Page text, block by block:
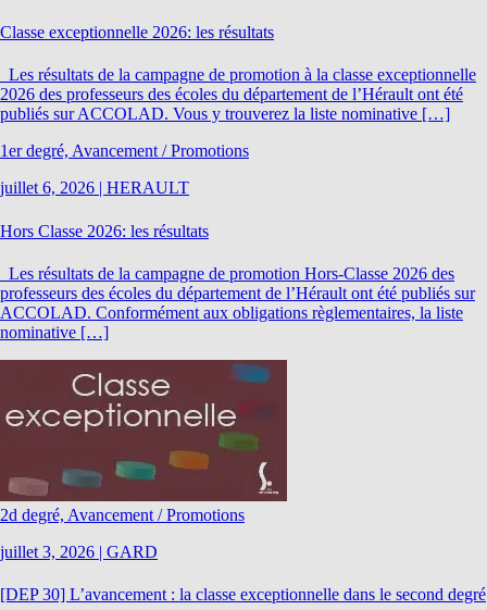
Classe exceptionnelle 2026: les résultats
Les résultats de la campagne de promotion à la classe exceptionnelle
2026 des professeurs des écoles du département de l’Hérault ont été
publiés sur ACCOLAD. Vous y trouverez la liste nominative […]
1er degré, Avancement / Promotions
juillet 6, 2026 | HERAULT
Hors Classe 2026: les résultats
Les résultats de la campagne de promotion Hors-Classe 2026 des
professeurs des écoles du département de l’Hérault ont été publiés sur
ACCOLAD. Conformément aux obligations règlementaires, la liste
nominative […]
2d degré, Avancement / Promotions
juillet 3, 2026 | GARD
[DEP 30] L’avancement : la classe exceptionnelle dans le second degré